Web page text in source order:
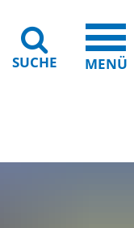
SUCHE MENÜ